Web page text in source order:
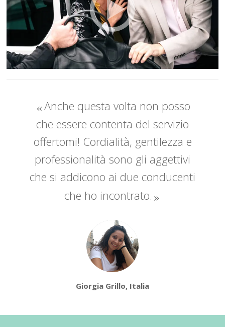
Anche questa volta non posso
che essere contenta del servizio
offertomi! Cordialità, gentilezza e
professionalità sono gli aggettivi
che si addicono ai due conducenti
che ho incontrato.
Giorgia Grillo, Italia